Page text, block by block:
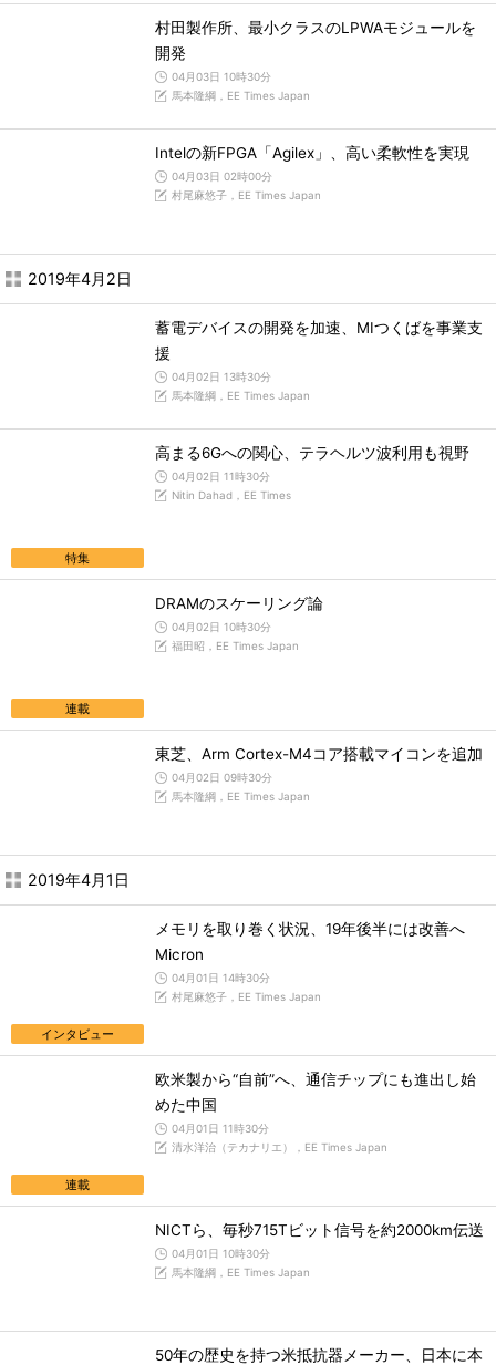
村田製作所、最小クラスのLPWAモジュールを
開発
04月03日 10時30分
馬本隆綱，EE Times Japan
Intelの新FPGA「Agilex」、高い柔軟性を実現
04月03日 02時00分
村尾麻悠子，EE Times Japan
2019年4月2日
蓄電デバイスの開発を加速、MIつくばを事業支
援
04月02日 13時30分
馬本隆綱，EE Times Japan
特集
高まる6Gへの関心、テラヘルツ波利用も視野
04月02日 11時30分
Nitin Dahad，EE Times
連載
DRAMのスケーリング論
04月02日 10時30分
福田昭，EE Times Japan
東芝、Arm Cortex-M4コア搭載マイコンを追加
04月02日 09時30分
馬本隆綱，EE Times Japan
2019年4月1日
インタビュー
メモリを取り巻く状況、19年後半には改善へ
Micron
04月01日 14時30分
村尾麻悠子，EE Times Japan
連載
欧米製から“自前”へ、通信チップにも進出し始
めた中国
04月01日 11時30分
清水洋治（テカナリエ），EE Times Japan
NICTら、毎秒715Tビット信号を約2000km伝送
04月01日 10時30分
馬本隆綱，EE Times Japan
50年の歴史を持つ米抵抗器メーカー、日本に本